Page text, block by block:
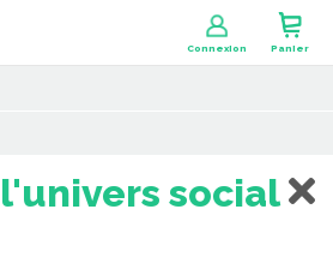
Connexion Panier
social
cookies